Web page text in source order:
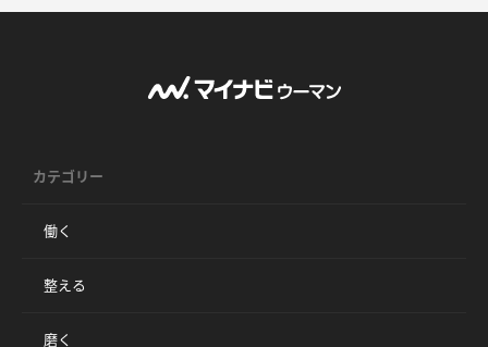
カテゴリー
働く
整える
磨く